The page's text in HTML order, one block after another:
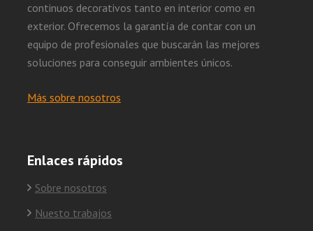
continuos decorativos tanto en interior como en
exterior. Ofrecemos la garantía de contar con un
equipo de profesionales que buscarán las mejores
soluciones para conseguir ambientes únicos.
Más sobre nosotros
Enlaces rápidos
Sobre nosotros
Nuesto trabajos